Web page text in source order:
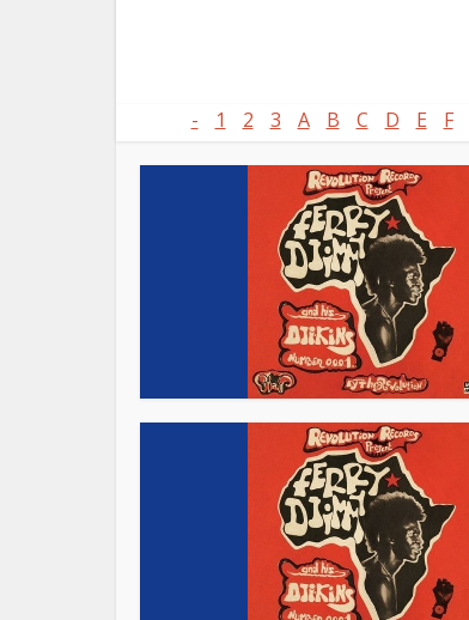
- 1 2 3 A B C D E F